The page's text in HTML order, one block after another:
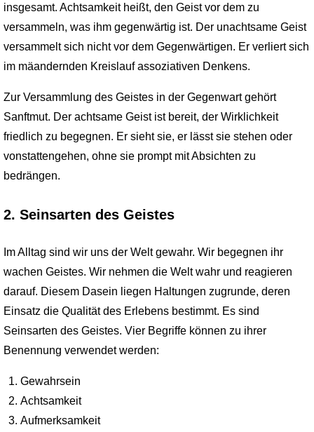
insgesamt. Achtsamkeit heißt, den Geist vor dem zu
versammeln, was ihm gegenwärtig ist. Der unachtsame Geist
versammelt sich nicht vor dem Gegenwärtigen. Er verliert sich
im mäandernden Kreislauf assoziativen Denkens.
Zur Versammlung des Geistes in der Gegenwart gehört
Sanftmut. Der achtsame Geist ist bereit, der Wirklichkeit
friedlich zu begegnen. Er sieht sie, er lässt sie stehen oder
vonstattengehen, ohne sie prompt mit Absichten zu
bedrängen.
2. Seinsarten des Geistes
Im Alltag sind wir uns der Welt gewahr. Wir begegnen ihr
wachen Geistes. Wir nehmen die Welt wahr und reagieren
darauf. Diesem Dasein liegen Haltungen zugrunde, deren
Einsatz die Qualität des Erlebens bestimmt. Es sind
Seinsarten des Geistes. Vier Begriffe können zu ihrer
Benennung verwendet werden:
Gewahrsein
Achtsamkeit
Aufmerksamkeit